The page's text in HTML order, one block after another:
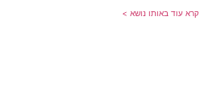
קרא עוד באותו נושא >